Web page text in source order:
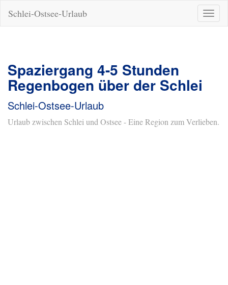
ein-/
Schlei-Ostsee-Urlaub
Spaziergang 4-5 Stunden
Regenbogen über der Schlei
Schlei-Ostsee-Urlaub
Urlaub zwischen Schlei und Ostsee - Eine Region zum Verlieben.